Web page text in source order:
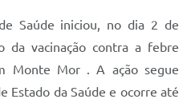
Saúde iniciou, no dia 2 de
da vacinação contra a febre
Monte Mor . A ação segue
Estado da Saúde e ocorre até